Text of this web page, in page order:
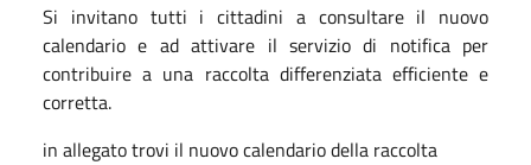
Si invitano tutti i cittadini a consultare il nuovo
calendario e ad attivare il servizio di notifica per
contribuire a una raccolta differenziata efficiente e
corretta.
in allegato trovi il nuovo calendario della raccolta